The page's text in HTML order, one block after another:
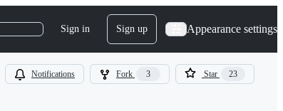
Sign in Sign up Appearance settings
Notifications Fork 3 Star 23